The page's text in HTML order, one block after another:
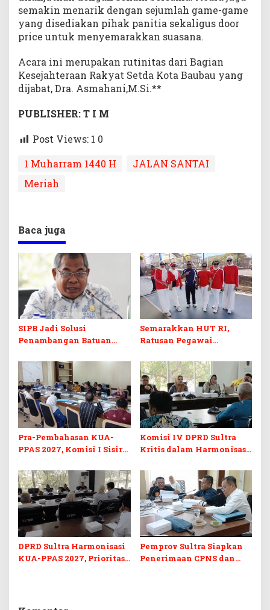
semakin menarik dengan sejumlah game-game
yang disediakan pihak panitia sekaligus door
price untuk menyemarakkan suasana.
Acara ini merupakan rutinitas dari Bagian
Kesejahteraan Rakyat Setda Kota Baubau yang
dijabat, Dra. Asmahani,M.Si.**
PUBLISHER: T I M
Post Views: 1 0
1 Muharram 1440 H
JALAN SANTAI
Meriah
Baca juga
SIPB Jadi Solusi
Penambangan Batuan
di Sultra
Semarakkan HUT RI,
Ratusan Pegawai
Ikuti Lomba Bola Gotong
Pra-Pembahasan KUA-
PPAS 2027, Komisi I Sisir
Berkelanjutan
Komisi IV DPRD Sultra
Kritis dalam Harmonisasi
Perubahan APBD 2026
DPRD Sultra Harmonisasi
KUA-PPAS 2027, Prioritas
Pemprov Sultra Siapkan
Penerimaan CPNS dan